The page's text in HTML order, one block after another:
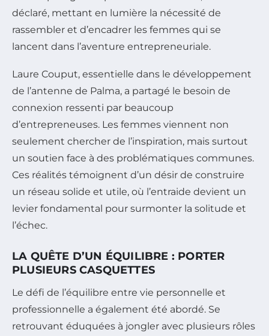
déclaré, mettant en lumière la nécessité de
rassembler et d’encadrer les femmes qui se
lancent dans l’aventure entrepreneuriale.
Laure Couput, essentielle dans le développement
de l’antenne de Palma, a partagé le besoin de
connexion ressenti par beaucoup
d’entrepreneuses. Les femmes viennent non
seulement chercher de l’inspiration, mais surtout
un soutien face à des problématiques communes.
Ces réalités témoignent d’un désir de construire
un réseau solide et utile, où l’entraide devient un
levier fondamental pour surmonter la solitude et
l’échec.
LA QUÊTE D’UN ÉQUILIBRE : PORTER
PLUSIEURS CASQUETTES
Le défi de l’équilibre entre vie personnelle et
professionnelle a également été abordé. Se
retrouvant éduquées à jongler avec plusieurs rôles